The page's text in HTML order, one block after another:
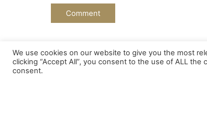
© Copyright 2024 All Rights Reserved.
We use cookies on our website to give you the most
clicking “Accept All”, you consent to the use of ALL
consent.